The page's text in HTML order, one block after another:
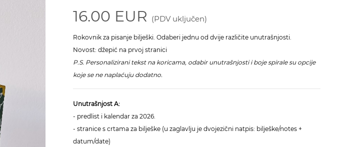
16.00 EUR (PDV uključen)
Rokovnik za pisanje bilješki. Odaberi jednu od dvije različite unutrašnjosti.
Novost: džepić na prvoj stranici
P.S. Personalizirani tekst na koricama, odabir unutrašnjosti i boje spirale su opcije
koje se ne naplaćuju dodatno.
Unutrašnjost A:
- predlist i kalendar za 2026.
- stranice s crtama za bilješke (u zaglavlju je dvojezični natpis: bilješke/notes +
datum/date)